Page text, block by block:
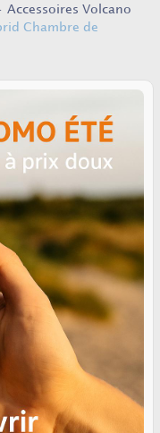
Accessoires Volcano
Chambre de